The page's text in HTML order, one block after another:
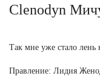
Clenodyn
Так мне уже стало лень
Правление: Лидия